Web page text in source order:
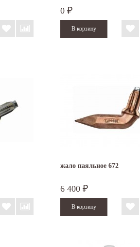
0 ₽
жало паяльное 672
6 400 ₽